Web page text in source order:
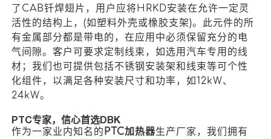
了CAB钎焊翅片，用户应将HRKD安装在允许一定灵
活性的结构上，(如塑料外壳或橡胶支架)。此元件的所
有金属部分都是带电的，在应用中必须保留充分的电
气间隙。客户可要求定制线束，如选用汽车专用的线
材；我们也可提供包括不锈钢安装架和线束等可个性
化组件，以满足各种安装尺寸和功率，如12kW、
24kW。
PTC专家，信心首选DBK
作为一家业内知名的PTC加热器生产厂家，我们拥有